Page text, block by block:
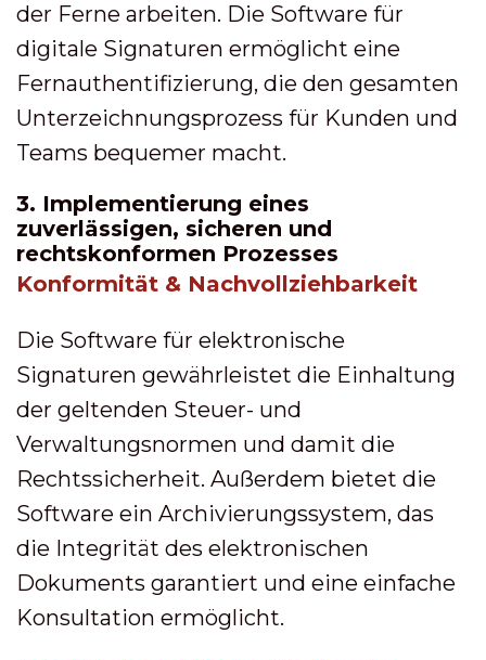
der Ferne arbeiten. Die Software für
digitale Signaturen ermöglicht eine
Fernauthentifizierung, die den gesamten
Unterzeichnungsprozess für Kunden und
Teams bequemer macht.
3. Implementierung eines
zuverlässigen, sicheren und
rechtskonformen Prozesses
Konformität & Nachvollziehbarkeit
Die Software für elektronische
Signaturen gewährleistet die Einhaltung
der geltenden Steuer- und
Verwaltungsnormen und damit die
Rechtssicherheit. Außerdem bietet die
Software ein Archivierungssystem, das
die Integrität des elektronischen
Dokuments garantiert und eine einfache
Konsultation ermöglicht.